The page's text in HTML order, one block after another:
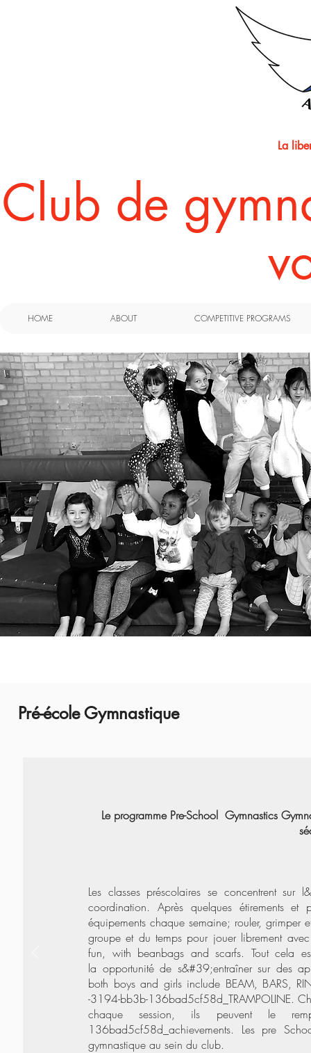
La
​Club de
Pré-école Gymnastique
Le programme Pre-School Gymnastics
Les classes préscolaires se concentrent
coordination. Après quelques étirements
équipements chaque semaine; rouler, grimper
groupe et du temps pour jouer librement
fun, with beanbags and scarfs. Tout cela
la opportunité de s&#39;entraîner sur des
both boys and girls include BEAM, BARS,
-3194-bb3b-136bad5cf58d_TRAMPOLINE.
chaque session, ils peuvent le
136bad5cf58d_achievements. Les pre
gymnastique au sein du club.
HOME ABOUT COMPETITIVE PROGRAMS